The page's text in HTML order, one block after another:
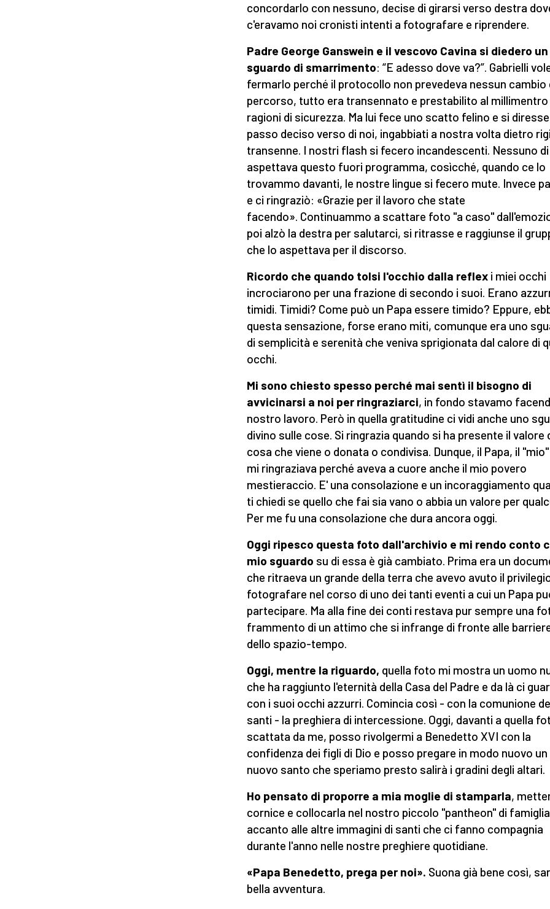
concordarlo con nessuno, decise di girarsi verso destra
c'eravamo noi cronisti intenti a fotografare e riprendere.
Padre George Ganswein e il vescovo Cavina si diedero un
sguardo di smarrimento: “E adesso dove va?”. Gabrielli
fermarlo perché il protocollo non prevedeva nessun cambio
percorso, tutto era transennato e prestabilito al millimentro
ragioni di sicurezza. Ma lui fece uno scatto felino e si
passo deciso verso di noi, ingabbiati a nostra volta dietro
transenne. I nostri flash si fecero incandescenti. Nessuno
aspettava questo fuori programma, cosìcché, quando ce lo
trovammo davanti, le nostre lingue si fecero mute. Invece
e ci ringraziò: «Grazie per il lavoro che state
facendo». Continuammo a scattare foto "a caso"
poi alzò la destra per salutarci, si ritrasse e raggiunse il
che lo aspettava per il discorso.
Ricordo che quando tolsi l'occhio dalla reflex i miei occhi
incrociarono per una frazione di secondo i suoi. Erano
timidi. Timidi? Come può un Papa essere timido? Eppure,
questa sensazione, forse erano miti, comunque era uno
di semplicità e serenità che veniva sprigionata dal calore di
occhi.
Mi sono chiesto spesso perché mai sentì il bisogno di
avvicinarsi a noi per ringraziarci, in fondo stavamo
nostro lavoro. Però in quella gratitudine ci vidi anche uno
divino sulle cose. Si ringrazia quando si ha presente il valore
cosa che viene o donata o condivisa. Dunque, il Papa, il
mi ringraziava perché aveva a cuore anche il mio povero
mestieraccio. E' una consolazione e un incoraggiamento
ti chiedi se quello che fai sia vano o abbia un valore per
Per me fu una consolazione che dura ancora oggi.
Oggi ripesco questa foto dall'archivio e mi rendo conto
mio sguardo su di essa è già cambiato. Prima era un
che ritraeva un grande della terra che avevo avuto il
fotografare nel corso di uno dei tanti eventi a cui un Papa
partecipare. Ma alla fine dei conti restava pur sempre una
frammento di un attimo che si infrange di fronte alle
dello spazio-tempo.
Oggi, mentre la riguardo, quella foto mi mostra un uomo
che ha raggiunto l'eternità della Casa del Padre e da là ci
con i suoi occhi azzurri. Comincia così - con la comunione
santi - la preghiera di intercessione. Oggi, davanti a quella
scattata da me, posso rivolgermi a Benedetto XVI con la
confidenza dei figli di Dio e posso pregare in modo nuovo un
nuovo santo che speriamo presto salirà i gradini degli altari.
Ho pensato di proporre a mia moglie di stamparla,
cornice e collocarla nel nostro piccolo "pantheon" di
accanto alle altre immagini di santi che ci fanno compagnia
durante l'anno nelle nostre preghiere quotidiane.
«Papa Benedetto, prega per noi». Suona già bene così,
bella avventura.